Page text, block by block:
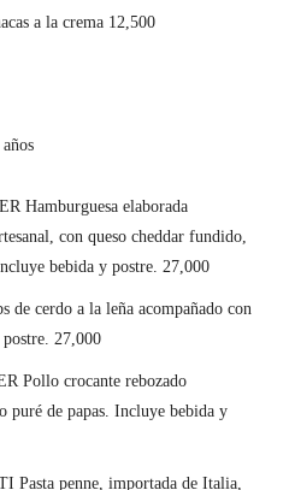
a la crema 12,500
Hamburguesa elaborada
con queso cheddar fundido,
bebida y postre. 27,000
cerdo a la leña acompañado con
27,000
Pollo crocante rebozado
puré de papas. Incluye bebida y
penne, importada de Italia,